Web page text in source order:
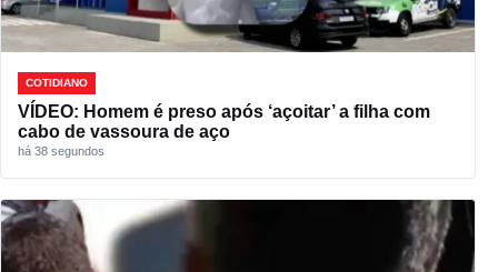
COTIDIANO
VÍDEO: Homem é preso após ‘açoitar’ a filha com
cabo de vassoura de aço
há 38 segundos